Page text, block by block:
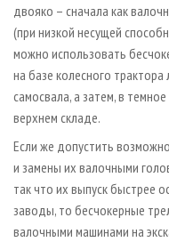
двояко – сначала как
(при низкой несущей
можно использовать
на базе колесного
самосвала, а затем, в
верхнем складе.
Если же допустить
и замены их валочными
так что их выпуск быстрее
заводы, то бесчокерные
валочными машинами на